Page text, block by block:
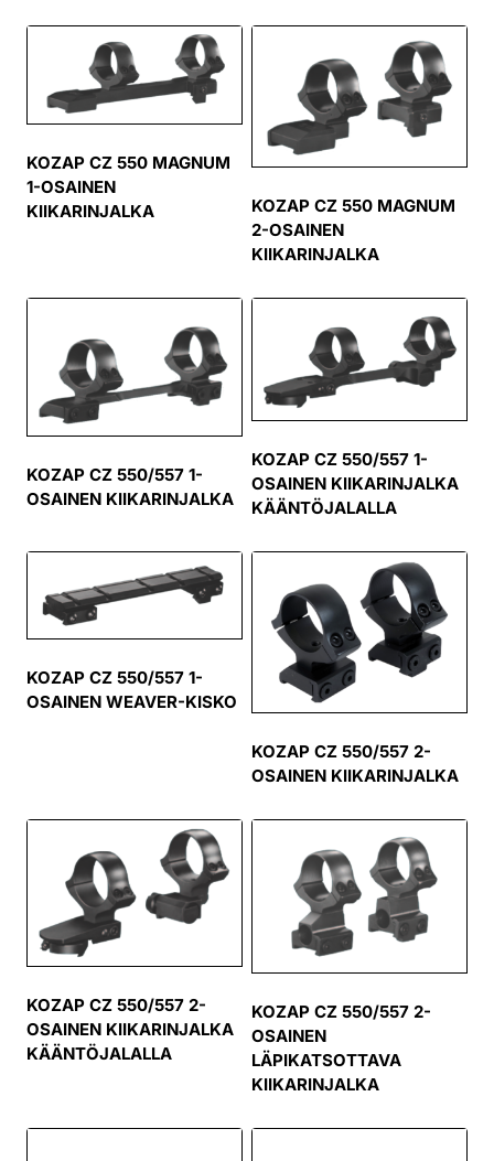
KOZAP CZ 550 MAGNUM
1-OSAINEN
KIIKARINJALKA
KOZAP CZ 550 MAGNUM
2-OSAINEN
KIIKARINJALKA
KOZAP CZ 550/557 1-
OSAINEN KIIKARINJALKA
KOZAP CZ 550/557 1-
OSAINEN KIIKARINJALKA
KÄÄNTÖJALALLA
KOZAP CZ 550/557 1-
OSAINEN WEAVER-KISKO
KOZAP CZ 550/557 2-
OSAINEN KIIKARINJALKA
KOZAP CZ 550/557 2-
OSAINEN KIIKARINJALKA
KÄÄNTÖJALALLA
KOZAP CZ 550/557 2-
OSAINEN
LÄPIKATSOTTAVA
KIIKARINJALKA